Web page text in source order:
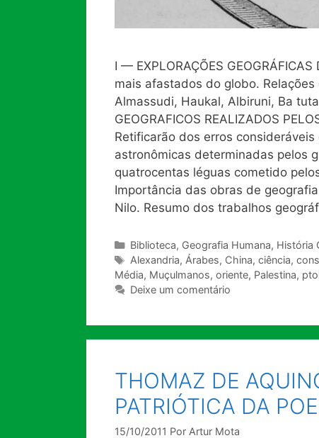
I — EXPLORAÇÕES
mais afastados do globo.
Almassudi, Haukal, Albiruni, Ba
GEOGRAFICOS REALIZADOS
Retificarão dos erros
astronômicas determinadas pelos
quatrocentas léguas cometido
Importância das obras de
Nilo. Resumo dos trabalhos
Categorias
Biblioteca, Geografia Humana, História
Tags
Alexandria, Árabes, China, ciência,
Média, Muçulmanos, oriente, Palestina,
Deixe um comentário
THOMAZ DE
PATRIÓTICA DA
15/10/2011 Por Artur Mota